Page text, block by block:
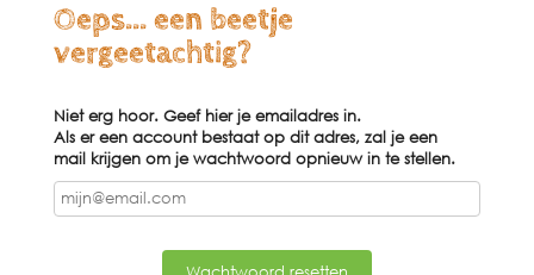
Oeps... een beetje
vergeetachtig?
Niet erg hoor. Geef hier je emailadres in.
Als er een account bestaat op dit adres, zal je een
mail krijgen om je wachtwoord opnieuw in te stellen.